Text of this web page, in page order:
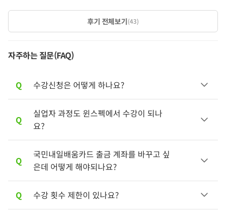
후기 전체보기(43)
자주하는 질문(FAQ)
Q 수강신청은 어떻게 하나요?
A
최우선적으로 내일배움카드를 발급 받으셔
야합니다.
실물 카드를 받으신 이후 고용24 수강신청과
윈스펙 수강신청 및 결제까지 진행이 필요합
니다.
▶ 신청 안내 페이지 참고하고 카드발급 안내 받기
Q
실업자 과정도 윈스펙에서 수강이 되나
요?
A 내일배움카드 과정은근로자(재직자)만 수강
가능합니다.
다만,K디지털 기초역량훈련과정과 일반과정
은 실업자 수강도 가능합니다.
Q
국민내일배움카드 출금 계좌를 바꾸고 싶
은데 어떻게 해야되나요?
A
기존 카드에서 계좌 변경은 불가하며, 내일배
움카드를 새로 발급 받으셔야 합니다.
Q 수강 횟수 제한이 있나요?